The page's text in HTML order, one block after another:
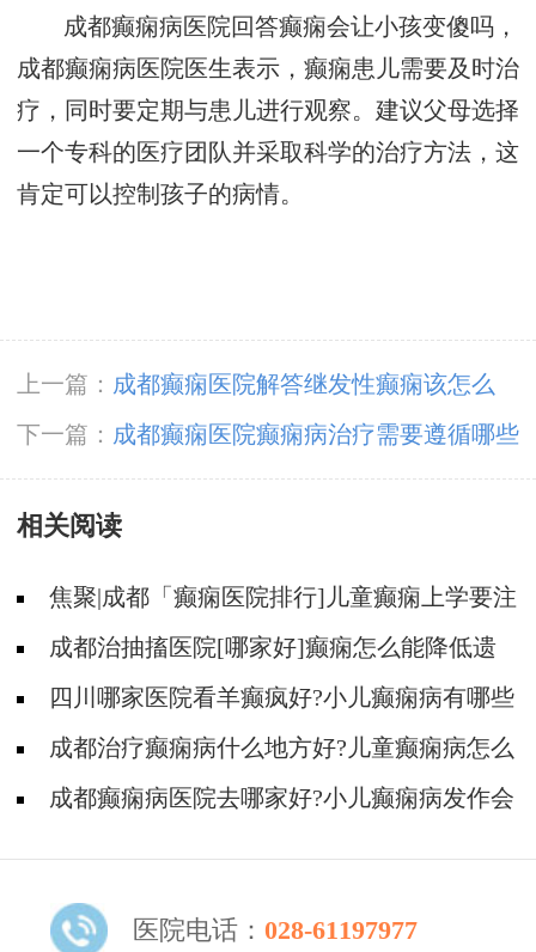
成都癫痫病医院回答癫痫会让小孩变傻吗，
成都癫痫病医院医生表示，癫痫患儿需要及时治
疗，同时要定期与患儿进行观察。建议父母选择
一个专科的医疗团队并采取科学的治疗方法，这
肯定可以控制孩子的病情。
上一篇： 成都癫痫医院解答继发性癫痫该怎么
办?
下一篇： 成都癫痫医院癫痫病治疗需要遵循哪些
标准?
相关阅读
焦聚|成都「癫痫医院排行]儿童癫痫上学要注
意什么?
成都治抽搐医院[哪家好]癫痫怎么能降低遗
传概率？
四川哪家医院看羊癫疯好?小儿癫痫病有哪些
治疗方法?
成都治疗癫痫病什么地方好?儿童癫痫病怎么
治疗的效果好?
成都癫痫病医院去哪家好?小儿癫痫病发作会
医院电话： 028-61197977